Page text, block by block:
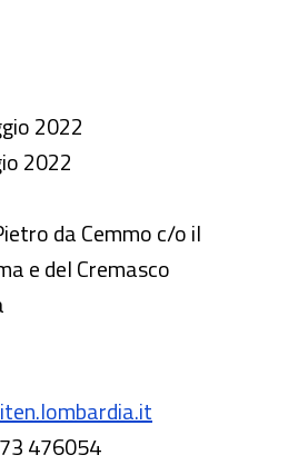
2022
2022
da Cemmo c/o il
e del Cremasco
476054